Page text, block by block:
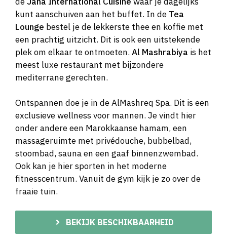
kunt aanschuiven aan het buffet. In de Tea
Lounge bestel je de lekkerste thee en koffie met
een prachtig uitzicht. Dit is ook een uitstekende
plek om elkaar te ontmoeten. Al Mashrabiya is het
meest luxe restaurant met bijzondere
mediterrane gerechten.
Ontspannen doe je in de AlMashreq Spa. Dit is een
exclusieve wellness voor mannen. Je vindt hier
onder andere een Marokkaanse hamam, een
massageruimte met privédouche, bubbelbad,
stoombad, sauna en een gaaf binnenzwembad.
Ook kan je hier sporten in het moderne
fitnesscentrum. Vanuit de gym kijk je zo over de
fraaie tuin.
BEKIJK BESCHIKBAARHEID